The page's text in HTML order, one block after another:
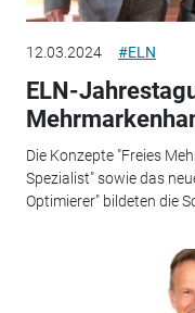
12.03.2024 #ELN
ELN-
Die Konzepte "Freies
Spezialist" sowie das
Optimierer" bildeten die